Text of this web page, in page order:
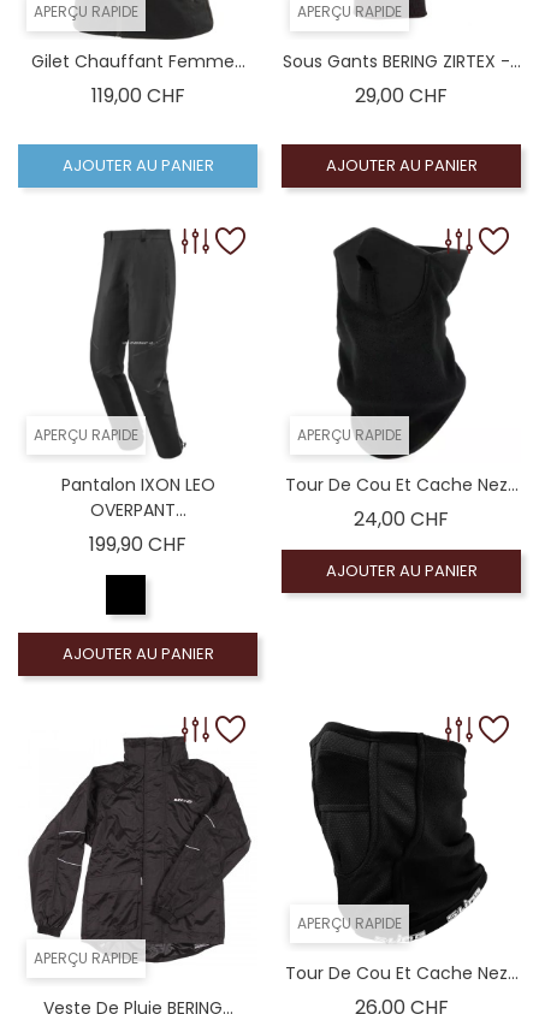
APERÇU RAPIDE
Gilet Chauffant Femme...
119,00 CHFPrix
AJOUTER AU PANIER
APERÇU RAPIDE
Sous Gants BERING ZIRTEX -...
29,00 CHF
AJOUTER AU PANIER
APERÇU RAPIDE
Pantalon IXON LEO
OVERPANT...
199,90 CHF
AJOUTER AU PANIER
APERÇU RAPIDE
Tour De Cou Et Cache Nez...
24,00 CHF
AJOUTER AU PANIER
APERÇU RAPIDE
Veste De Pluie BERING...
APERÇU RAPIDE
Tour De Cou Et Cache Nez...
26,00 CHFPrix